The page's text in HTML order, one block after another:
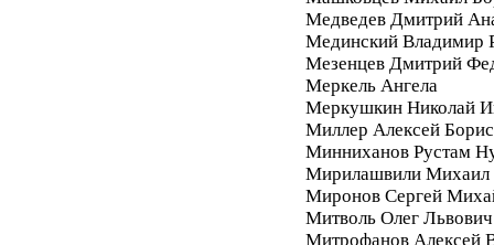
Медведев Дмитрий
Мединский Владимир
Мезенцев Дмитрий
Меркель Ангела
Меркушкин Николай
Миллер Алексей
Минниханов Рустам
Мирилашвили Михаил
Миронов Сергей
Митволь Олег Львович
Митрофанов Алексей